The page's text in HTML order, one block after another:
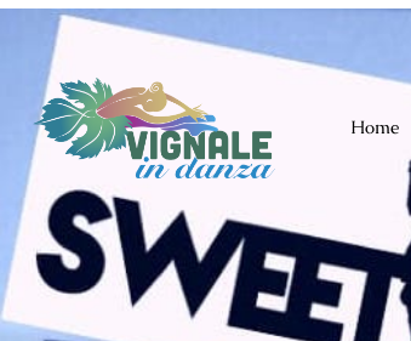
Chiama: +(39) 338 5877935
Home